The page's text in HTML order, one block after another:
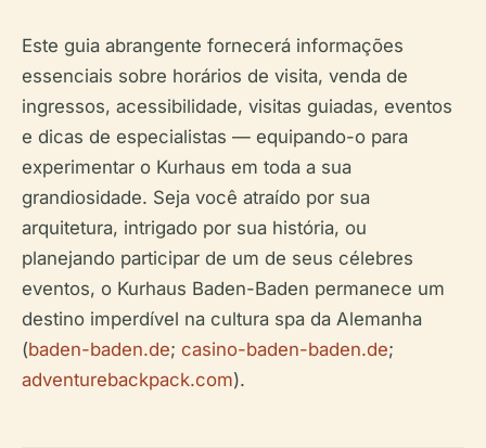
Este guia abrangente fornecerá informações
essenciais sobre horários de visita, venda de
ingressos, acessibilidade, visitas guiadas, eventos
e dicas de especialistas — equipando-o para
experimentar o Kurhaus em toda a sua
grandiosidade. Seja você atraído por sua
arquitetura, intrigado por sua história, ou
planejando participar de um de seus célebres
eventos, o Kurhaus Baden-Baden permanece um
destino imperdível na cultura spa da Alemanha
(baden-baden.de; casino-baden-baden.de;
adventurebackpack.com).